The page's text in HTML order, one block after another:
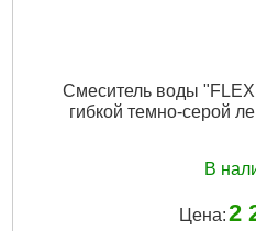
Смеситель воды
гибкой темно-серой
В
Цена:2